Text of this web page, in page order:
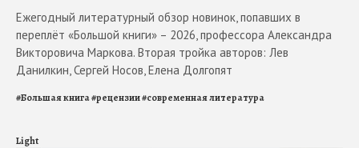
Ежегодный литературный обзор новинок, попавших в
переплёт «Большой книги» – 2026, профессора Александра
Викторовича Маркова. Вторая тройка авторов: Лев
Данилкин, Сергей Носов, Елена Долгопят
#Большая книга#рецензии#современная литература
Light